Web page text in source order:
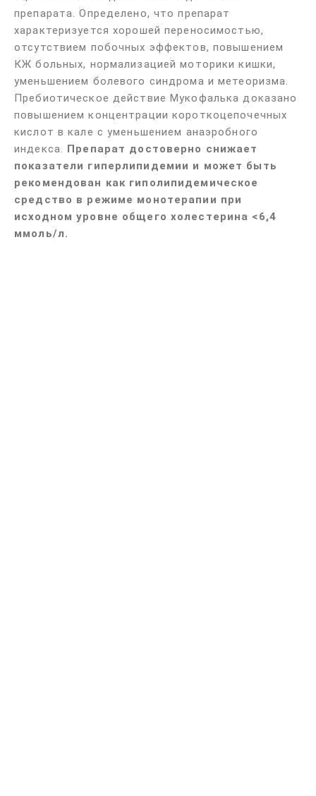
препарата. Определено, что препарат
характеризуется хорошей переносимостью,
отсутствием побочных эффектов, повышением
КЖ больных, нормализацией моторики кишки,
уменьшением болевого синдрома и метеоризма.
Пребиотическое действие Мукофалька доказано
повышением концентрации короткоцепочечных
кислот в кале с уменьшением анаэробного
индекса. Препарат достоверно снижает
показатели гиперлипидемии и может быть
рекомендован как гиполипидемическое
средство в режиме монотерапии при
исходном уровне общего холестерина <6,4
ммоль/л.